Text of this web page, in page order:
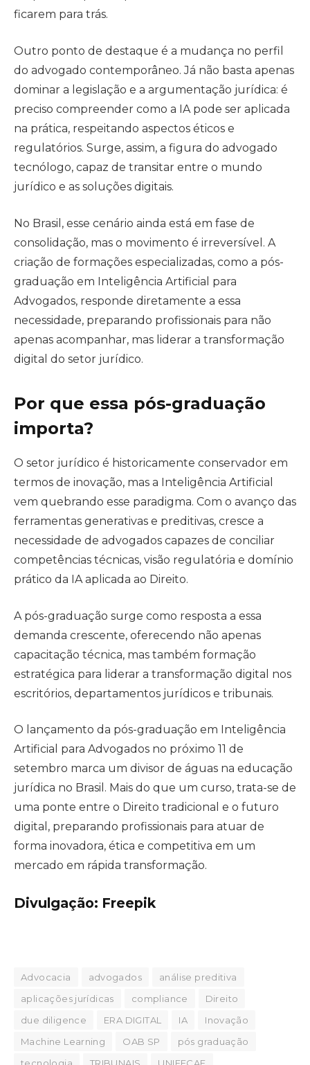
ficarem para trás.
Outro ponto de destaque é a mudança no perfil
do advogado contemporâneo. Já não basta apenas
dominar a legislação e a argumentação jurídica: é
preciso compreender como a IA pode ser aplicada
na prática, respeitando aspectos éticos e
regulatórios. Surge, assim, a figura do advogado
tecnólogo, capaz de transitar entre o mundo
jurídico e as soluções digitais.
No Brasil, esse cenário ainda está em fase de
consolidação, mas o movimento é irreversível. A
criação de formações especializadas, como a pós-
graduação em Inteligência Artificial para
Advogados, responde diretamente a essa
necessidade, preparando profissionais para não
apenas acompanhar, mas liderar a transformação
digital do setor jurídico.
Por que essa pós-graduação
importa?
O setor jurídico é historicamente conservador em
termos de inovação, mas a Inteligência Artificial
vem quebrando esse paradigma. Com o avanço das
ferramentas generativas e preditivas, cresce a
necessidade de advogados capazes de conciliar
competências técnicas, visão regulatória e domínio
prático da IA aplicada ao Direito.
A pós-graduação surge como resposta a essa
demanda crescente, oferecendo não apenas
capacitação técnica, mas também formação
estratégica para liderar a transformação digital nos
escritórios, departamentos jurídicos e tribunais.
O lançamento da pós-graduação em Inteligência
Artificial para Advogados no próximo 11 de
setembro marca um divisor de águas na educação
jurídica no Brasil. Mais do que um curso, trata-se de
uma ponte entre o Direito tradicional e o futuro
digital, preparando profissionais para atuar de
forma inovadora, ética e competitiva em um
mercado em rápida transformação.
Divulgação: Freepik
Advocacia advogados
análise preditiva
aplicações jurídicas
compliance
Direito
due diligence
ERA DIGITAL IA
Inovação
Machine Learning
OAB SP
pós graduação